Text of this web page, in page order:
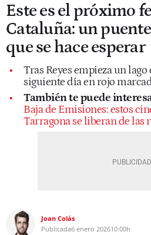
Este es el próximo
Cataluña: un
que se hace esperar
Tras Reyes empieza un
siguiente día en rojo
También te puede
Baja de Emisiones: estos
Tarragona se liberan de las
Joan Colás
Publicada6 enero 202610:00h